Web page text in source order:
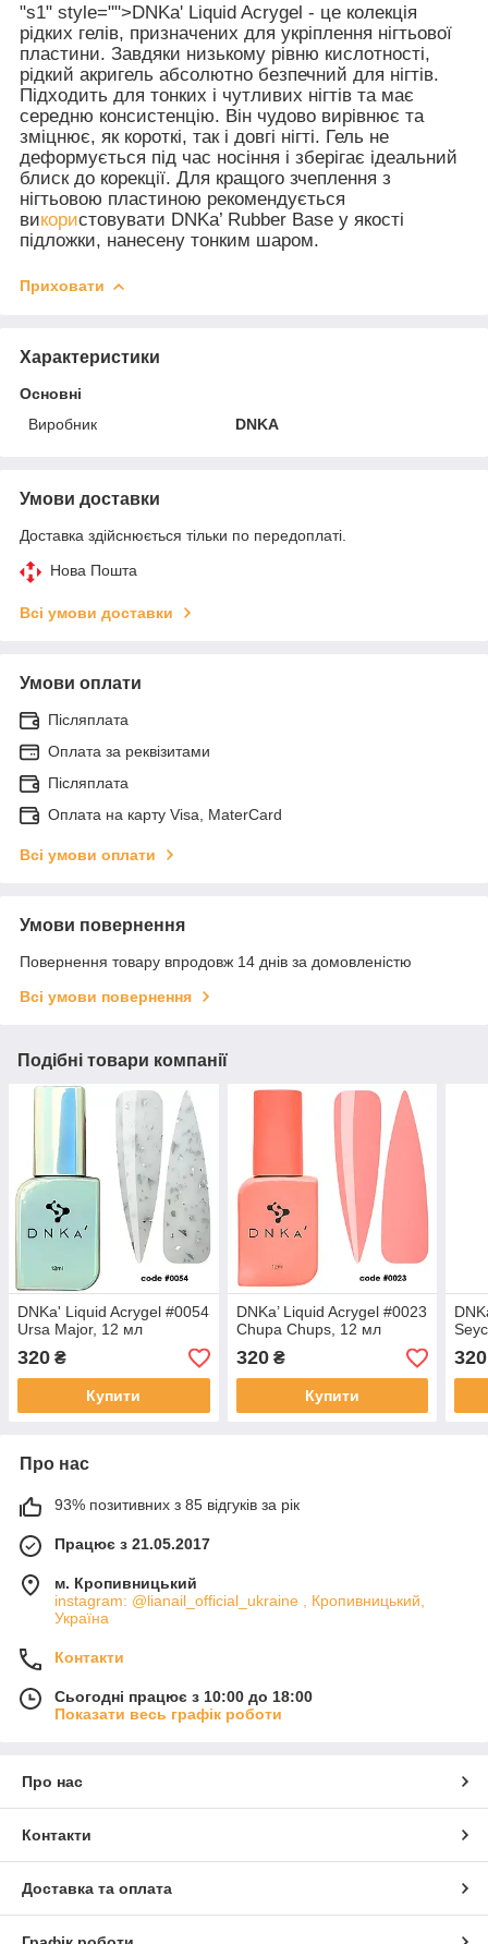
"s1" style="">DNKa' Liquid Acrygel - це колекція
рідких гелів, призначених для укріплення нігтьової
пластини. Завдяки низькому рівню кислотності,
рідкий акригель абсолютно безпечний для нігтів.
Підходить для тонких і чутливих нігтів та має
середню консистенцію. Він чудово вирівнює та
зміцнює, як короткі, так і довгі нігті. Гель не
деформується під час носіння і зберігає ідеальний
блиск до корекції. Для кращого зчеплення з
нігтьовою пластиною рекомендується
використовувати DNKa’ Rubber Base у якості
підложки, нанесену тонким шаром.
Приховати
Характеристики
Основні
Виробник
DNKA
Умови доставки
Доставка здійснюється тільки по передоплаті.
Нова Пошта
Всі умови доставки
Умови оплати
Післяплата
Оплата за реквізитами
Післяплата
Оплата на карту Visa, MaterCard
Всі умови оплати
Умови повернення
Повернення товару впродовж 14 днів за домовленістю
Всі умови повернення
Подібні товари компанії
DNKa' Liquid Acrygel #0054
Ursa Major, 12 мл
320 ₴
Купити
DNKa’ Liquid Acrygel #0023
Chupa Chups, 12 мл
320₴
Купити
320
Про нас
93% позитивних з 85 відгуків за рік
Працює з 21.05.2017
м. Кропивницький
instagram: @lianail_official_ukraine , Кропивницький,
Україна
Контакти
Сьогодні працює з 10:00 до 18:00
Показати весь графік роботи
Про нас
Контакти
Доставка та оплата